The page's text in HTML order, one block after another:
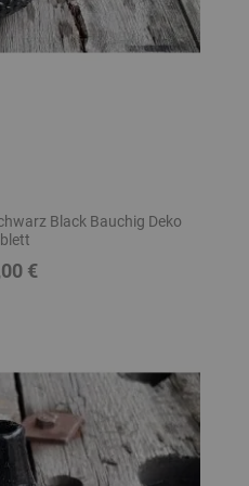
Black Bauchig Deko
€